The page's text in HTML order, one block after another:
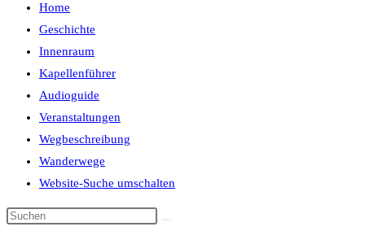
Home
Geschichte
Innenraum
Kapellenführer
Audioguide
Veranstaltungen
Wegbeschreibung
Wanderwege
Website-Suche umschalten